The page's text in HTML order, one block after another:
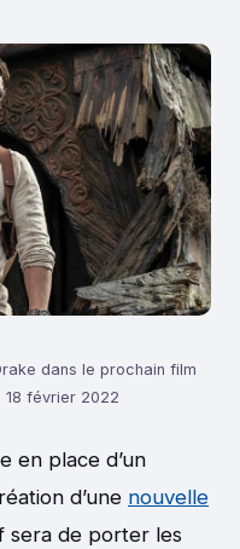
dans le prochain film
18 février 2022
en place d’un
d’une nouvelle
sera de porter les